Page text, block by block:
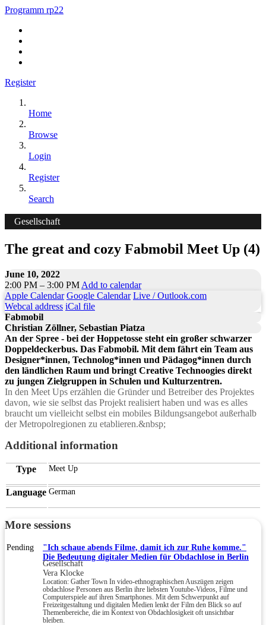
Programm rp22
Register
Home
Browse
Login
Register
Search
Gesellschaft
The great and cozy Fabmobil Meet Up (4)
June 10, 2022
2:00 PM – 3:00 PM Add to calendar
Apple Calendar Google Calendar Live / Outlook.com
Webcal address iCal file
Fabmobil
Christian Zöllner, Sebastian Piatza
An der Spree - bei der Hoppetosse steht ein großer schwarzer
Doppeldeckerbus. Das Fabmobil. Mit dem fährt ein Team aus
Designer*innen, Technolog*innen und Pädagog*innen durch
den ländlichen Raum und bringt Creative Technoogies direkt
zu jungen Zielgruppen in Schulen und Kulturzentren.
In den Meet Ups erzählen die Gründer und Betreiber des Projektes
davon, wie sie selbst das Projekt realisiert haben und was es alles
braucht um vielleicht selbst ein mobiles Bildungsangebot außerhalb
der Metropolregionen zu etablieren.&nbsp;
Additional information
Type Meet Up
Language German
More sessions
Pending
"Ich schaue abends Filme, damit ich zur Ruhe komme."
Die Bedeutung digitaler Medien für Obdachlose in Berlin
Gesellschaft
Vera Klocke
Location: Gather Town In video-ethnographischen Auszügen zeigen
obdachlose Personen aus Berlin ihre liebsten Youtube-Videos, Filme und
Computerspiele auf ihren Smartphones. Mit dem Schwerpunkt auf
Freizeitgestaltung und digitalen Medien lenkt der Film den Blick so auf
Themenbereiche, die im Kontext von Obdachlosigkeit oft unsichtbar
bleiben.